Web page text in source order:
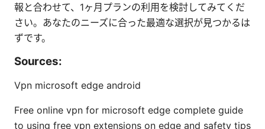
報と合わせて、1ヶ月プランの利用を検討してみてくだ
さい。あなたのニーズに合った最適な選択が見つかるは
ずです。
Sources:
Vpn microsoft edge android
Free online vpn for microsoft edge complete guide
to using free vpn extensions on edge and safety tips